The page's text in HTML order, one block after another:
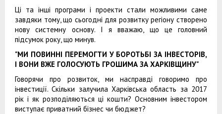
Ці та інші програми і проекти стали можливими саме
завдяки тому, що сьогодні для розвитку регіону створено
нову системну основу. І я вважаю, що це головний
підсумок року, що минув.
"МИ ПОВИННІ ПЕРЕМОГТИ У БОРОТЬБІ ЗА ІНВЕСТОРІВ,
І ВОНИ ВЖЕ ГОЛОСУЮТЬ ГРОШИМА ЗА ХАРКІВЩИНУ"
Говорячи про розвиток, ми насправді говоримо про
інвестиції. Скільки залучила Харківська область за 2017
рік і як розподіляються ці кошти? Основним інвестором
виступає приватний бізнес чи бюджет?